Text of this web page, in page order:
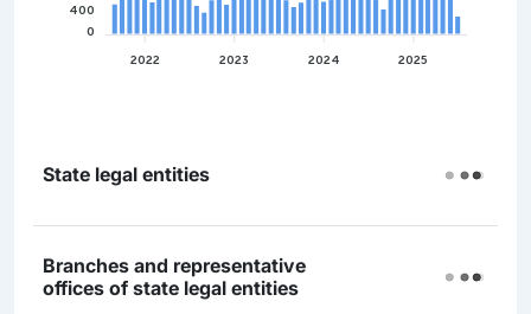
400
0
2022
2023 2024 2025
State legal entities
Branches and representative
offices of state legal entities